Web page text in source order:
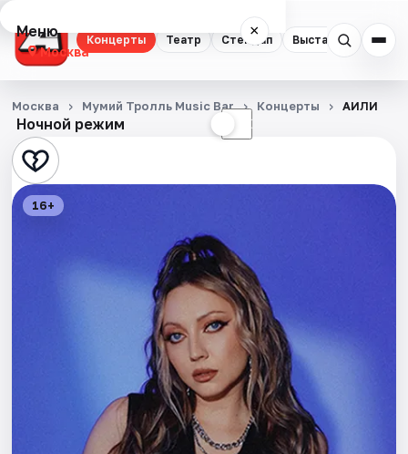
Концерты Театр Стендап Выставки
Меню ×
Москва
Концерты
Театр
Стендап
Ночной режим ☾
Москва Мумий Тролль Music Bar Концерты АИЛИ
16+